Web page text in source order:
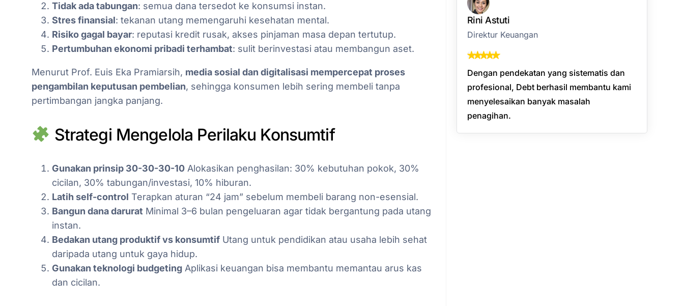
Tidak ada tabungan: semua dana tersedot ke konsumsi instan.
Stres finansial: tekanan utang memengaruhi kesehatan mental.
Risiko gagal bayar: reputasi kredit rusak, akses pinjaman masa depan tertutup.
Pertumbuhan ekonomi pribadi terhambat: sulit berinvestasi atau membangun aset.
Menurut Prof. Euis Eka Pramiarsih, media sosial dan digitalisasi mempercepat proses
pengambilan keputusan pembelian, sehingga konsumen lebih sering membeli tanpa
pertimbangan jangka panjang.
Strategi Mengelola Perilaku Konsumtif
Gunakan prinsip 30-30-30-10 Alokasikan penghasilan: 30% kebutuhan pokok, 30%
cicilan, 30% tabungan/investasi, 10% hiburan.
Latih self-control Terapkan aturan “24 jam” sebelum membeli barang non-esensial.
Bangun dana darurat Minimal 3–6 bulan pengeluaran agar tidak bergantung pada utang
instan.
Bedakan utang produktif vs konsumtif Utang untuk pendidikan atau usaha lebih sehat
daripada utang untuk gaya hidup.
Gunakan teknologi budgeting Aplikasi keuangan bisa membantu memantau arus kas
dan cicilan.
Rini Astuti
Direktur Keuangan
Dengan pendekatan yang sistematis dan
profesional, Debt berhasil membantu kami
menyelesaikan banyak masalah
penagihan.